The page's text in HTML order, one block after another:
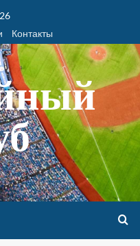
Контакты